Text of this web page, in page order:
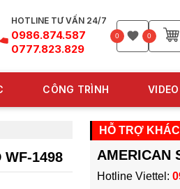
HOTLINE TƯ VẤN 24/7
0986.874.587
0777.823.829
0 0
CÔNG TRÌNH VIDEO
WF-1498
HỖ TRỢ
AMERICAN
Hotline Viettel: